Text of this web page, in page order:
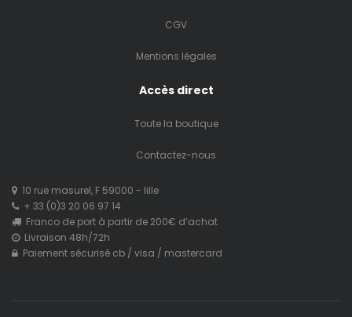
CGV
Mentions légales
Accès direct
Toute la boutique
Contactez-nous
10 rue masurel, F 59000 - lille
+ 33 (0)3 20 06 97 14
Franco de port à partir de 200€ d’achat
Livraison 48h/72h
Paiement sécurisé cb / visa / mastercard